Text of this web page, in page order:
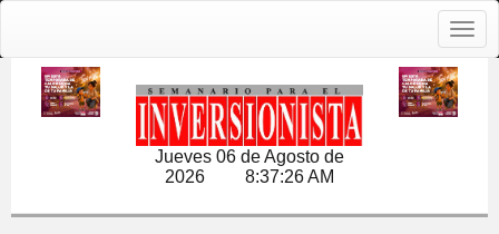
Jueves 06 de Agosto de
2026 8:37:27 AM